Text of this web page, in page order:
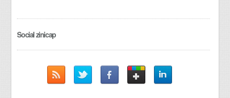
Social zinicap